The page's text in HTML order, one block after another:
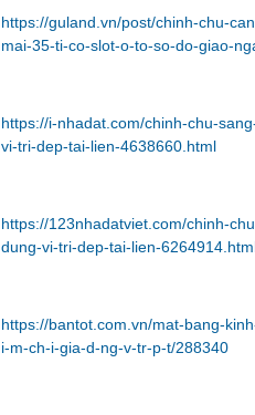
https://guland.vn/post/chinh-chu-
mai-35-ti-co-slot-o-to-so-do-giao-
https://i-nhadat.com/chinh-chu-
vi-tri-dep-tai-lien-4638660.html
https://123nhadatviet.com/chinh-
dung-vi-tri-dep-tai-lien-
https://bantot.com.vn/mat-bang-
i-m-ch-i-gia-d-ng-v-tr-p-t/288340